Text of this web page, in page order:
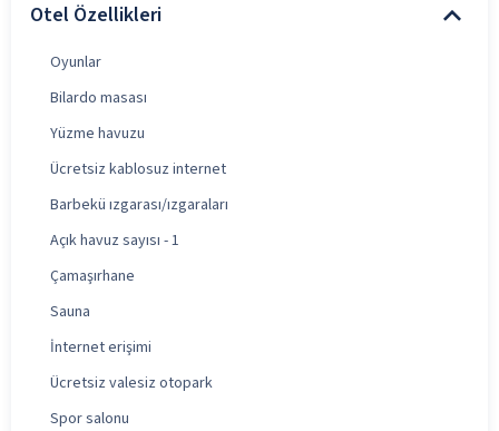
Otel Özellikleri
Oyunlar
Bilardo masası
Yüzme havuzu
Ücretsiz kablosuz internet
Barbekü ızgarası/ızgaraları
Açık havuz sayısı - 1
Çamaşırhane
Sauna
İnternet erişimi
Ücretsiz valesiz otopark
Spor salonu